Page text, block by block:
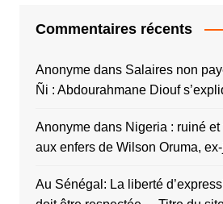
Commentaires récents
Anonymedans Salaires non
Ñi : Abdourahmane Diouf
Anonymedans Nigeria : ruiné
aux enfers de Wilson Oruma, ex-
Au Sénégal: La liberté